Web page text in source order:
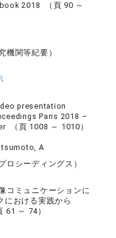
2018 （頁 90 ～
機関等紀要）
presentation
Paris 2018 –
（頁 1008 ～ 1010）
A
ロシーディングス）
コミュニケーションに
における実践から
～ 74）